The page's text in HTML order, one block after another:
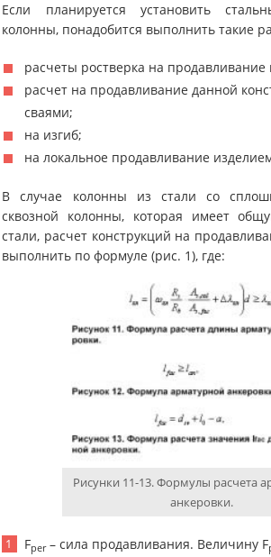
Если планируется установить
колонны, понадобится выполнить такие
расчеты ростверка на продавливание
расчет на продавливание данной
сваями;
на изгиб;
на локальное продавливание
В случае колонны из стали со
сквозной колонны, которая имеет
стали, расчет конструкций на
выполнить по формуле (рис. 1), где:
Рисунки 11-13. Формулы расчета
анкеровки.
Fper– сила продавливания. Величину F